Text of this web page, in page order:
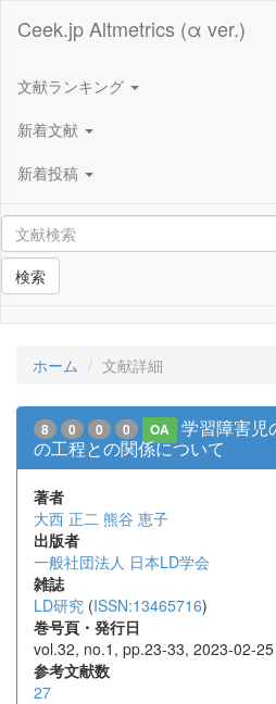
Ceek.jp Altmetrics (α ver.)
文献ランキング
新着文献
新着投稿
検索
ホーム 文献詳細
8 0 0 0 OA
学習障害児
の工程との関係について
著者
大西 正二 熊谷 恵子
出版者
一般社団法人 日本LD学会
雑誌
LD研究 (ISSN:13465716)
巻号頁・発行日
vol.32, no.1, pp.23-33, 2023-02-
参考文献数
27